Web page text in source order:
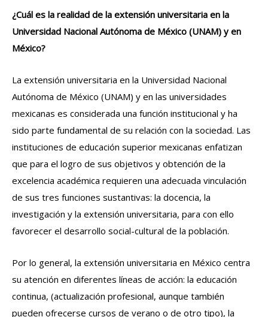
¿Cuál es la realidad de la extensión universitaria en la
Universidad Nacional Autónoma de México (UNAM) y en
México?
La extensión universitaria en la Universidad Nacional
Autónoma de México (UNAM) y en las universidades
mexicanas es considerada una función institucional y ha
sido parte fundamental de su relación con la sociedad. Las
instituciones de educación superior mexicanas enfatizan
que para el logro de sus objetivos y obtención de la
excelencia académica requieren una adecuada vinculación
de sus tres funciones sustantivas: la docencia, la
investigación y la extensión universitaria, para con ello
favorecer el desarrollo social-cultural de la población.
Por lo general, la extensión universitaria en México centra
su atención en diferentes líneas de acción: la educación
continua, (actualización profesional, aunque también
pueden ofrecerse cursos de verano o de otro tipo), la